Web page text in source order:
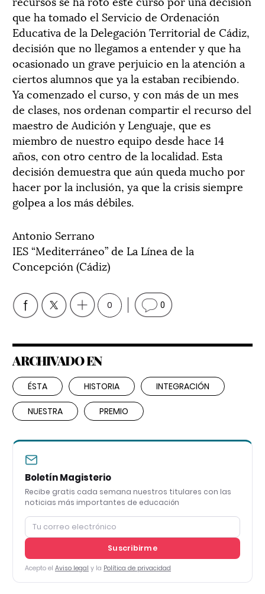
que ha tomado el Servicio de Ordenación
Educativa de la Delegación Territorial de Cádiz,
decisión que no llegamos a entender y que ha
ocasionado un grave perjuicio en la atención a
ciertos alumnos que ya la estaban recibiendo.
Ya comenzado el curso, y con más de un mes
de clases, nos ordenan compartir el recurso del
maestro de Audición y Lenguaje, que es
miembro de nuestro equipo desde hace 14
años, con otro centro de la localidad. Esta
decisión demuestra que aún queda mucho por
hacer por la inclusión, ya que la crisis siempre
golpea a los más débiles.
Antonio Serrano
IES “Mediterráneo” de La Línea de la
Concepción (Cádiz)
0 0
ARCHIVADO EN
ÉSTA HISTORIA INTEGRACIÓN
NUESTRA PREMIO
Boletín Magisterio
Recibe gratis cada semana nuestros titulares con las
noticias más importantes de educación
Suscribirme
Acepto el Aviso legal y la Política de privacidad